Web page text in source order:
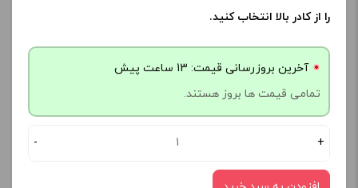
را از کادر بالا انتخاب کنید.
آخرین بروزرسانی قیمت: 13 ساعت پیش
تمامی قیمت ها بروز هستند.
- +